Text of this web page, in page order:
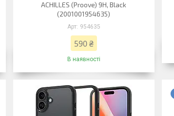
ACHILLES (Proove) 9H, Black
(2001001954635)
954635
590 ₴
В наявності